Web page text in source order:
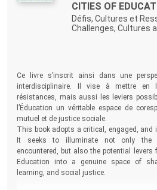
CITIES OF
Défis, Cultures et
Challenges, Cultures
Ce livre s’inscrit ainsi dans une
interdisciplinaire. Il vise à mettre en
résistances, mais aussi les leviers
l’Éducation un véritable espace de
mutuel et de justice sociale.
This book adopts a critical, engaged, and
It seeks to illuminate not only the
encountered, but also the potential
Education into a genuine space of
learning, and social justice.